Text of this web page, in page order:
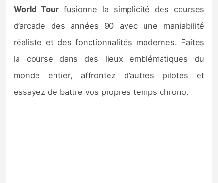
World Tour fusionne la simplicité des courses
d’arcade des années 90 avec une maniabilité
réaliste et des fonctionnalités modernes. Faites
la course dans des lieux emblématiques du
monde entier, affrontez d’autres pilotes et
essayez de battre vos propres temps chrono.